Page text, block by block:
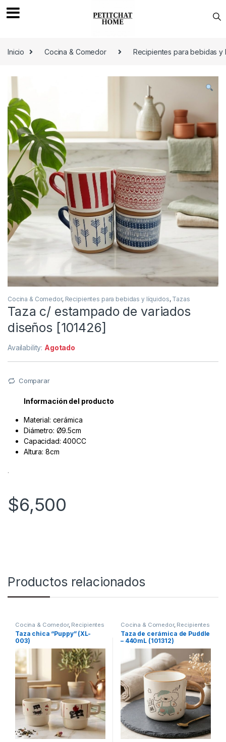
Inicio
Cocina & Comedor Recipientes para bebidas y
Cocina & Comedor, Recipientes para bebidas y líquidos, Tazas
Taza c/ estampado de variados
diseños [101426]
Availability: Agotado
Comparar
Información del producto
Material: cerámica
Diámetro: Ø9.5cm
Capacidad: 400CC
Altura: 8cm
.
$6,500
Productos relacionados
Cocina & Comedor, Recipientes
para bebidas y líquidos,Tazas
Taza chica “Puppy” (XL-
003)
Cocina & Comedor, Recipientes
para bebidas y líquidos Tazas
Taza de cerámica de Puddle
– 440mL (101312)